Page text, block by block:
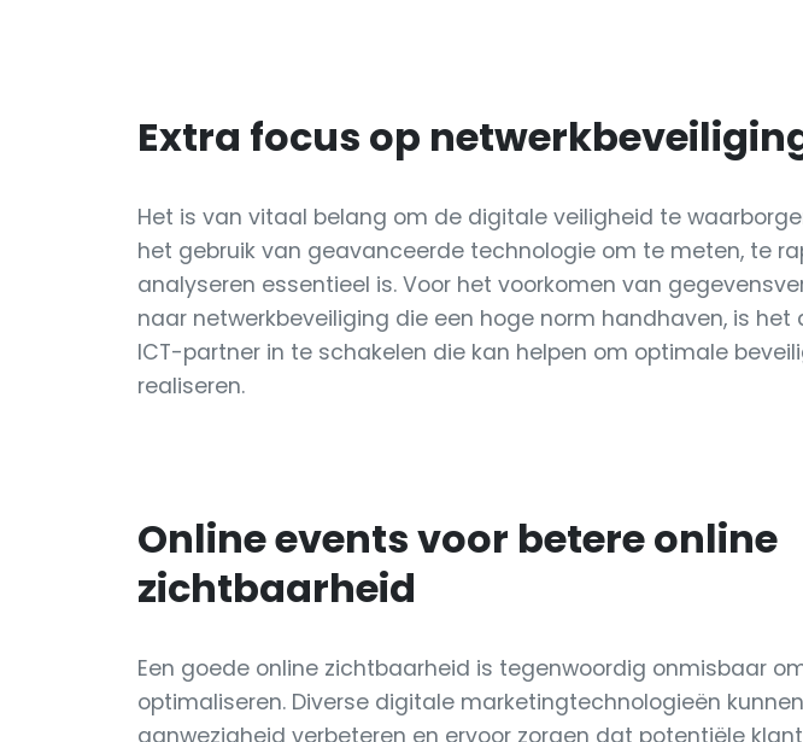
Extra focus op
Het is van vitaal belang om de digitale veiligheid te
het gebruik van geavanceerde technologie om te meten, te
analyseren essentieel is. Voor het voorkomen van
naar netwerkbeveiliging die een hoge norm handhaven, is
ICT-partner in te schakelen die kan helpen om optimale
realiseren.
Online events voor betere online
zichtbaarheid
Een goede online zichtbaarheid is tegenwoordig onmisbaar
optimaliseren. Diverse digitale marketingtechnologieën
aanwezigheid verbeteren en ervoor zorgen dat potentiële